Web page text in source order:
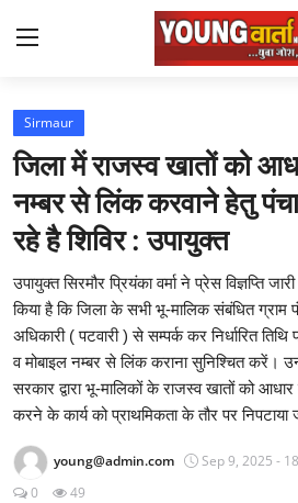
Login
Home
National
Contact
Chandigarh
Political
Himachal Pradesh
J $ K
Sirmaur
जिला में राजस्व खातों को
नम्बर से लिंक करवाने हेतु
रहे है शिविर : उपायुक्त
उपायुक्त सिरमौर प्रियंका वर्मा ने प्रेस विज्ञप्ति
किया है कि जिला के सभी भू-मालिक संबंधित ग्राम
अधिकारी ( पटवारी ) से सम्पर्क कर निर्धारित
व मोबाइल नम्बर से लिंक कराना सुनिश्चित करें।
सरकार द्वारा भू-मालिकों के राजस्व खातों को
करने के कार्य को प्राथमिकता के तौर पर निपटाया
young@admin.com Sep 9, 2025 -
0
49